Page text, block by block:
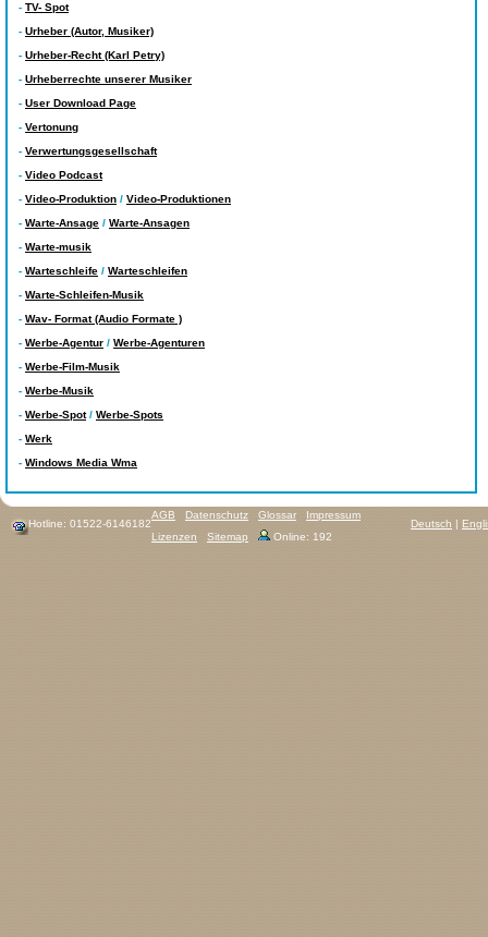
- TV- Spot
- Urheber (Autor, Musiker)
- Urheber-Recht (Karl Petry)
- Urheberrechte unserer Musiker
- User Download Page
- Vertonung
- Verwertungsgesellschaft
- Video Podcast
- Video-Produktion / Video-Produktionen
- Warte-Ansage / Warte-Ansagen
- Warte-musik
- Warteschleife / Warteschleifen
- Warte-Schleifen-Musik
- Wav- Format (Audio Formate )
- Werbe-Agentur / Werbe-Agenturen
- Werbe-Film-Musik
- Werbe-Musik
- Werbe-Spot/ Werbe-Spots
- Werk
- Windows Media Wma
Hotline: 01522-6146182 Deutsch |
AGB Datenschutz Glossar
Impressum
Lizenzen
Sitemap Online: 192